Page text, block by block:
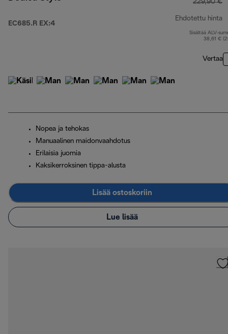
EC685.R EX:4
229,90 €
Ehdotettu hinta
Sisältää ALV-
38,61 €
Vertaa
Nopea ja tehokas
Manuaalinen maidonvaahdotus
Erilaisia juomia
Kaksikerroksinen tippa-alusta
Lisää ostoskoriin
Lue lisää